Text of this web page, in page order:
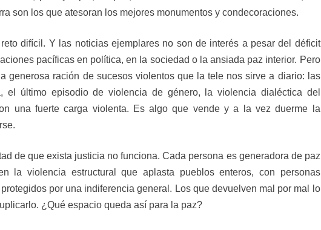
son los que atesoran los mejores monumentos y condecoraciones.
difícil. Y las noticias ejemplares no son de interés a pesar del déficit
pacíficas en política, en la sociedad o la ansiada paz interior. Pero
generosa ración de sucesos violentos que la tele nos sirve a diario: las
el último episodio de violencia de género, la violencia dialéctica del
una fuerte carga violenta. Es algo que vende y a la vez duerme la
de que exista justicia no funciona. Cada persona es generadora de paz
la violencia estructural que aplasta pueblos enteros, con personas
por una indiferencia general. Los que devuelven mal por mal lo
¿Qué espacio queda así para la paz?